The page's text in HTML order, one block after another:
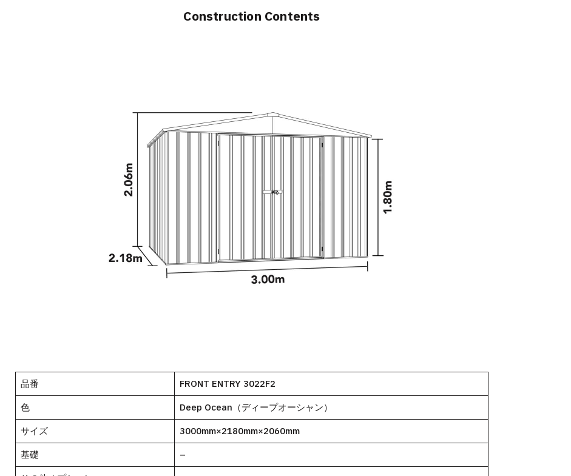
Construction Contents
品番 FRONT ENTRY 3022F2
色 Deep Ocean（ディープオーシャン）
サイズ 3000mm×2180mm×2060mm
基礎 –